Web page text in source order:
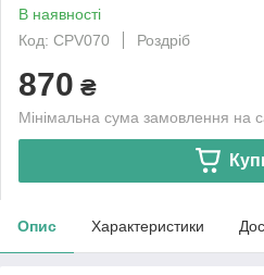
В наявності
Код: CPV070
Роздріб
870 ₴
Мінімальна сума замовлення на
Опис Характеристики